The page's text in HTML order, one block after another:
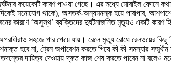
কয়েকেটি কারণ পাওয়া গেছে। এর মধ্যে মোবাইল
মনোযোগ থাকে), অসতর্ক-অন্যমনস্ক হয়ে পারাপার,
কারণে ‘অসুস্থ’ ব্যক্তিদের দুর্ঘটনাজনিত মৃত্যুও একটি কারণ
সহজে পার পেয়ে যায়। রেলে মৃত্যু রোধে রেলওয়ের
হবে না, ট্রেন অপারেশন করতে গিয়ে কী কী সমস্যার
দায়িত্ব দেওয়ায় দ্রুত কাজ শেষ করতে পারেন না বলেও